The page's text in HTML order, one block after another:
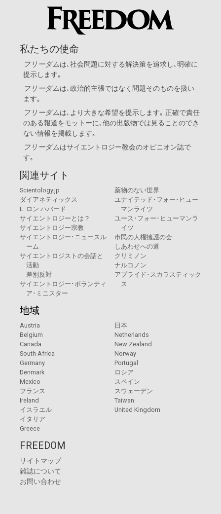
私たちの使命
フリーダムは､社会問題に対する解決策を追求し､明確に
提示します｡
フリーダムは､政治的主張ではなく問題そのものを扱い
ます｡
フリーダムは､より大きな希望を提示します｡ 正確で責任
のある報道をモットーに､他の出版物では見ることのでき
ない情報を掲載します｡
フリーダムはサイエントロジー教会のオピニオン誌で
す｡
関連サイト
Scientology.jp
ダイアネティックス
L. ロン ハバード
サイエントロジーとは？
サイエントロジー宗教
サイエントロジー･ニュースル
ーム
サイエントロジストの会話と
活動
差別反対
サイエントロジー･ボランティ
ア･ミニスター
薬物のない世界
ユナイテッド･フォー･ヒュー
マンライツ
ユース･フォー･ヒューマンラ
イツ
市民の人権擁護の会
しあわせへの道
クリミノン
ナルコノン
アプライド･スカラスティック
ス
地域
Austria
Belgium
Canada
South Africa
Germany
Denmark
Mexico
フランス
Ireland
イスラエル
イタリア
Greece
日本
Netherlands
New Zealand
Norway
Portugal
ロシア
スペイン
スウェーデン
Taiwan
United Kingdom
FREEDOM
サイトマップ
雑誌について
お問い合わせ